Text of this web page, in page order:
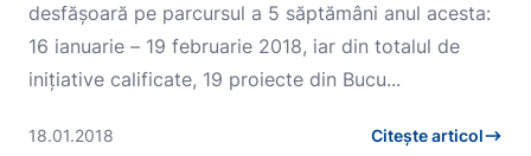
desfășoară pe parcursul a 5 săptămâni anul acesta:
16 ianuarie – 19 februarie 2018, iar din totalul de
inițiative calificate, 19 proiecte din Bucu...
18.01.2018 Citește articol